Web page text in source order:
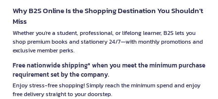
Why B2S Online Is the Shopping Destination You Shouldn’t
Miss
Whether you're a student, professional, or lifelong learner, B2S lets you
shop premium books and stationery 24/7—with monthly promotions and
exclusive member perks.
Free nationwide shipping* when you meet the minimum purchase
requirement set by the company.
Enjoy stress-free shopping! Simply reach the minimum spend and enjoy
free delivery straight to your doorstep.